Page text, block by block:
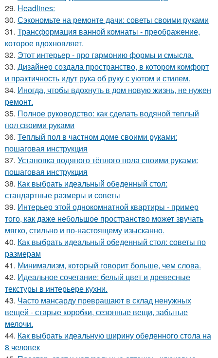
29. Headlines:
30. Сэкономьте на ремонте дачи: советы своими руками
31. Трансформация ванной комнаты - преображение,
которое вдохновляет.
32. Этот интерьер - про гармонию формы и смысла.
33. Дизайнер создала пространство, в котором комфорт
и практичность идут рука об руку с уютом и стилем.
34. Иногда, чтобы вдохнуть в дом новую жизнь, не нужен
ремонт.
35. Полное руководство: как сделать водяной теплый
пол своими руками
36. Теплый пол в частном доме своими руками:
пошаговая инструкция
37. Установка водяного тёплого пола своими руками:
пошаговая инструкция
38. Как выбрать идеальный обеденный стол:
стандартные размеры и советы
39. Интерьер этой однокомнатной квартиры - пример
того, как даже небольшое пространство может звучать
мягко, стильно и по-настоящему изысканно.
40. Как выбрать идеальный обеденный стол: советы по
размерам
41. Минимализм, который говорит больше, чем слова.
42. Идеальное сочетание: белый цвет и древесные
текстуры в интерьере кухни.
43. Часто мансарду превращают в склад ненужных
вещей - старые коробки, сезонные вещи, забытые
мелочи.
44. Как выбрать идеальную ширину обеденного стола на
8 человек